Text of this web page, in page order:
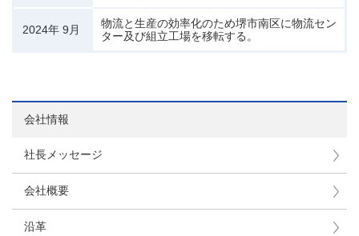
2024年 9月
物流と生産の効率化のため堺市南区に物流セン
ター及び組立工場を移転する。
会社情報
社長メッセージ
会社概要
沿革